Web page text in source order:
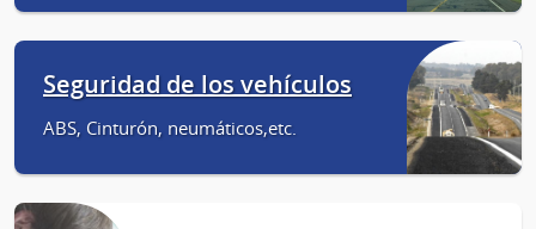
Seguridad de los vehículos
ABS, Cinturón, neumáticos,etc.